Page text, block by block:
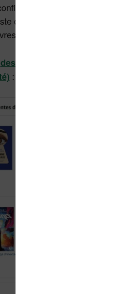
semble de plus en
des best-sellers Amazon et
plutôt que la version papier.
des meilleures ventes de livres
: